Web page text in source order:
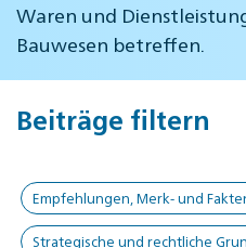
Waren und
Bauwesen betreffen.
Beiträge filtern
Empfehlungen, Merk- und
Strategische und rechtliche